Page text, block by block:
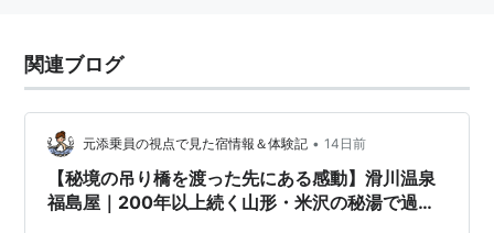
関連ブログ
元添乗員の視点で見た宿情報＆体験記 • 14日前
【秘境の吊り橋を渡った先にある感動】滑川温泉
福島屋｜200年以上続く山形・米沢の秘湯で過ご